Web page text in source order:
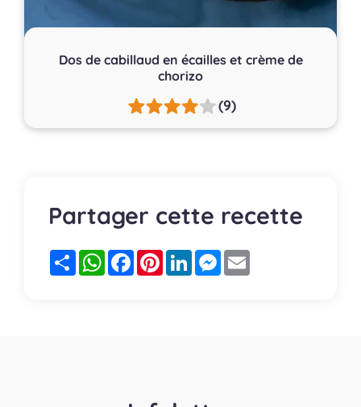
Dos de cabillaud en écailles et crème de
chorizo
(9)
Partager cette recette
PartagerWhatsApp
FacebookPinterestLinkedInMessenger